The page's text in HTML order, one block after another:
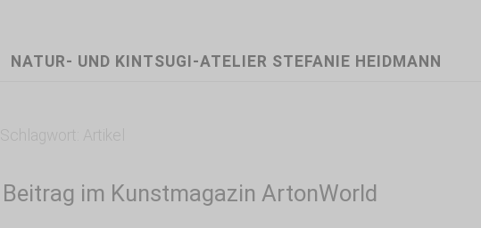
NATUR- UND KINTSUGI-ATELIER STEFANIE HEIDMANN
Schlagwort: Artikel
Beitrag im Kunstmagazin ArtonWorld